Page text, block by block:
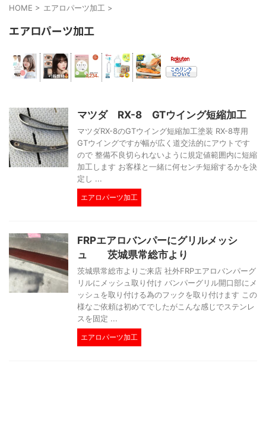
HOME > エアロパーツ加工 >
エアロパーツ加工
マツダ RX-8 GTウイング短縮加工
マツダRX-8のGTウイング短縮加工塗装 RX-8専用
GTウイングですが幅が広く道交法的にアウトです
ので 整備不良切られないように規定値範囲内に短縮
加工します お客様と一緒に何センチ短縮するかを決
定し ...
エアロパーツ加工
FRPエアロバンパーにグリルメッシ
ュ 茨城県常総市より
茨城県常総市よりご来店 社外FRPエアロバンパーグ
リルにメッシュ取り付け バンパーグリル開口部にメ
ッシュを取り付ける為のフックを取り付けます この
様なご依頼は初めてでしたがこんな感じでステンレ
スを固定 ...
エアロパーツ加工